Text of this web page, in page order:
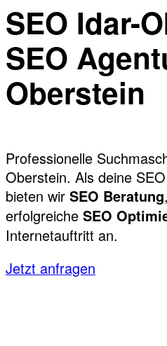
SEO Idar-
SEO
Oberstein
Professionelle
Oberstein. Als deine
bieten wir SEO Beratung,
erfolgreiche SEO
Internetauftritt an.
Jetzt anfragen